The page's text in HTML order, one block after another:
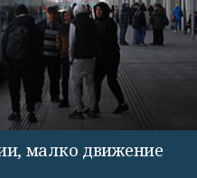
малко движение